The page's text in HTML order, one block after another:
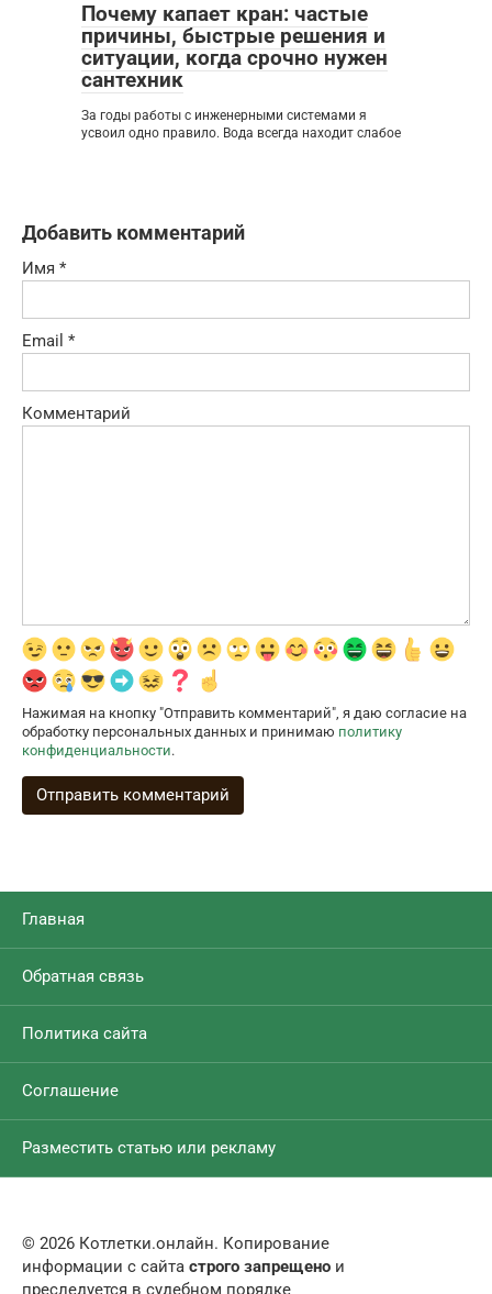
Почему капает кран: частые
причины, быстрые решения и
ситуации, когда срочно нужен
сантехник
За годы работы с инженерными системами я
усвоил одно правило. Вода всегда находит слабое
Добавить комментарий
Имя *
Email *
Комментарий
Нажимая на кнопку "Отправить комментарий", я даю согласие на
обработку персональных данных и принимаю политику
конфиденциальности.
Главная
Обратная связь
Политика сайта
Соглашение
Разместить статью или рекламу
© 2026 Котлетки.онлайн. Копирование
информации с сайта строго запрещено и
преследуется в судебном порядке